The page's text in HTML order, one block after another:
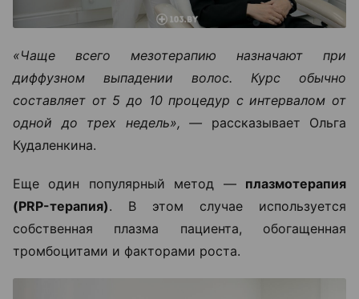
«Чаще всего мезотерапию назначают при
диффузном выпадении волос. Курс обычно
составляет от 5 до 10 процедур с интервалом от
одной до трех недель», — рассказывает Ольга
Кудаленкина.
Еще один популярный метод — плазмотерапия
(PRP-терапия). В этом случае используется
собственная плазма пациента, обогащенная
тромбоцитами и факторами роста.